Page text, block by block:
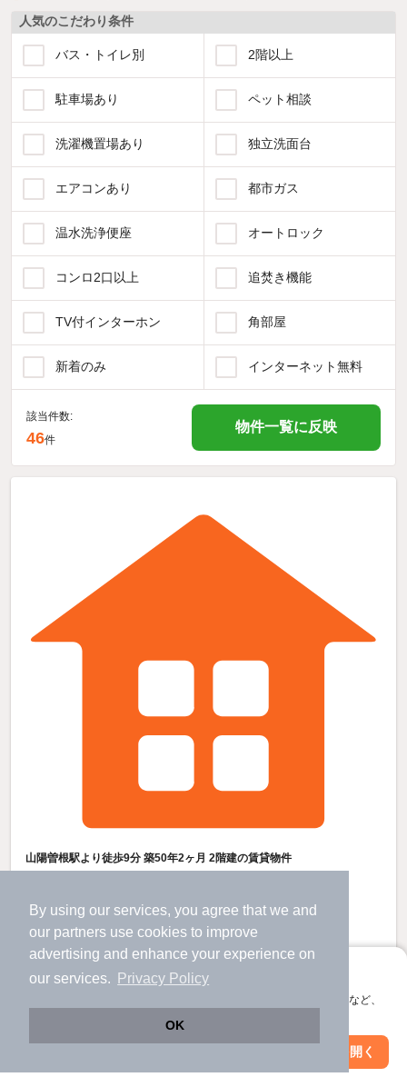
By using our services, you agree that we and
our partners use cookies to improve
advertising and enhance your experience on
our services.
Privacy Policy
OK
アプリに切り替えて、サクサクお部屋探し
会員登録なしですぐ使える。マップ検索やお気に入り保存など、
アプリを開く
人気のこだわり条件
バス・トイレ別 2階以上
駐車場あり ペット相談
洗濯機置場あり 独立洗面台
エアコンあり 都市ガス
温水洗浄便座 オートロック
コンロ2口以上 追焚き機能
TV付インターホン 角部屋
新着のみ インターネット無料
該当件数:
46件
物件一覧に反映
山陽曽根駅より徒歩9分 築50年2ヶ月 2階建の賃貸物件
すべての写真
曽根駅 歩28 分 （山陽線）
兵庫県高砂市曽根町
2階建 / 50年2ヶ月 / 木造
駐輪場あり
万円
絞り込み条件を変更